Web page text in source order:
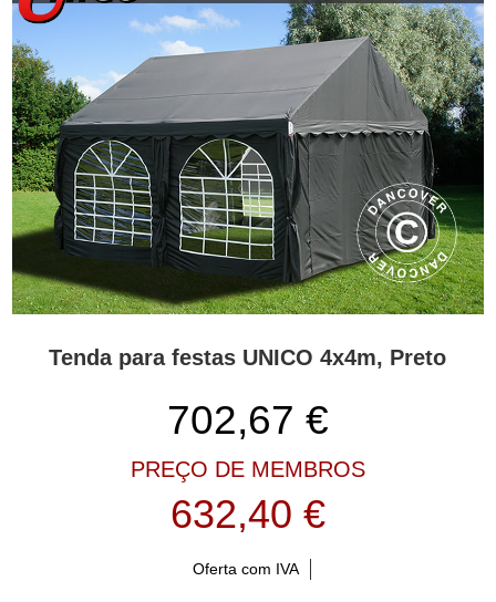
Tenda para festas UNICO 4x4m, Preto
702,67 €
PREÇO DE MEMBROS
632,40 €
Oferta com IVA